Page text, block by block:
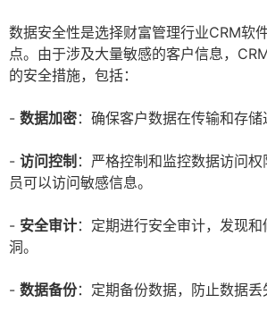
数据安全性是选择财富管理行业CRM软
点。由于涉及大量敏感的客户信息，
的安全措施，包括：
- 数据加密：确保客户数据在传输和存储
- 访问控制 ：严格控制和监控数据访问
员可以访问敏感信息。
- 安全审计：定期进行安全审计，发现
洞。
- 数据备份：定期备份数据，防止数据丢